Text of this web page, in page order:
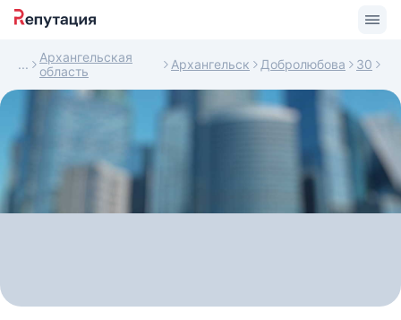
Архангельская
область
Архангельск Добролюбова 30